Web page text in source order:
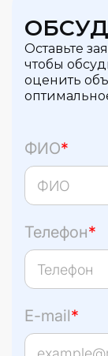
Оставьте
чтобы
оценить
ФИО*
Телефон*
E-mail*